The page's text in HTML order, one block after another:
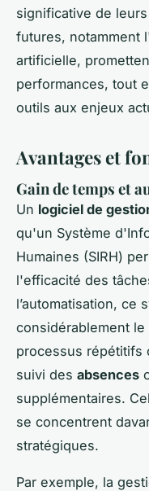
significative de
futures, notamment
artificielle,
performances, tout
outils aux enjeux
Avantages et
Gain de temps et
Un logiciel de
qu'un Système
Humaines (SIRH)
l'efficacité des
l’automatisation, ce
considérablement
processus répétitifs
suivi des absences
supplémentaires.
se concentrent
stratégiques.
Par exemple, la